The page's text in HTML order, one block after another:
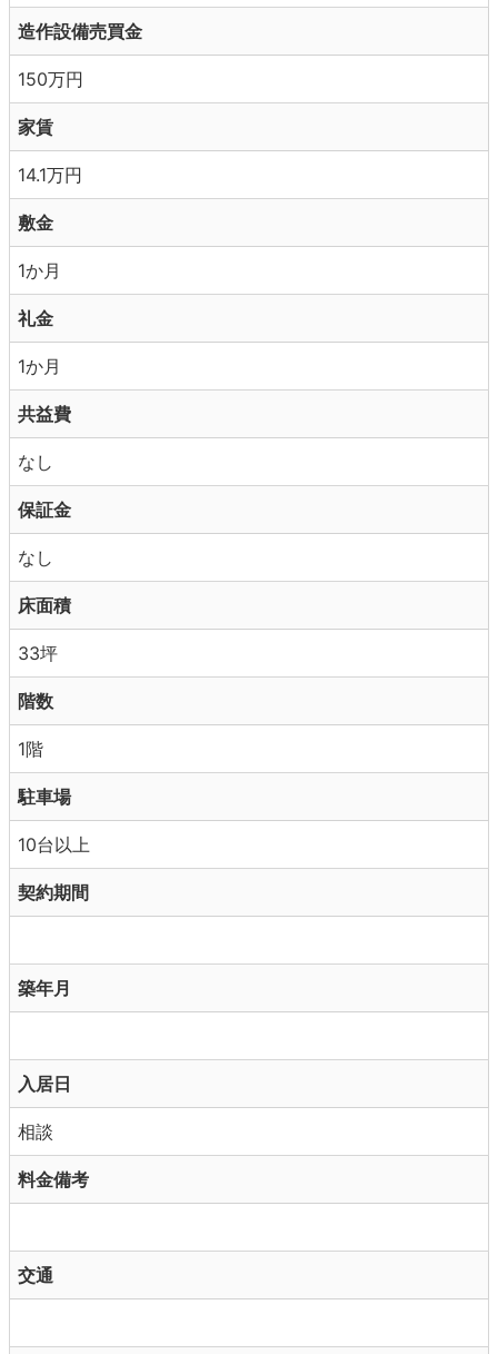
造作設備売買金
150万円
家賃
14.1万円
敷金
1か月
礼金
1か月
共益費
なし
保証金
なし
床面積
33坪
階数
1階
駐車場
10台以上
契約期間
築年月
入居日
相談
料金備考
交通